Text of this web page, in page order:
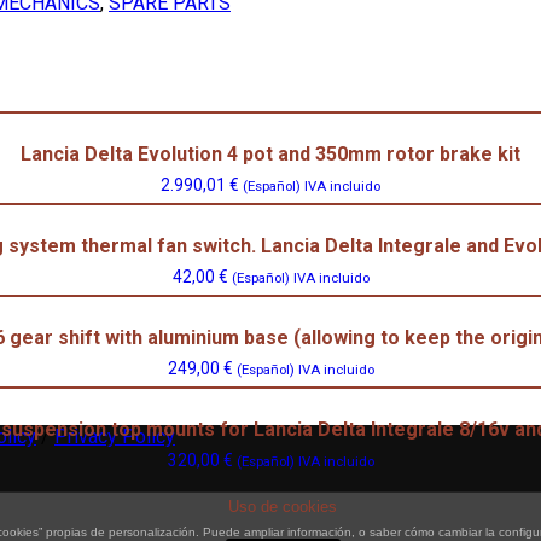
Lancia Delta Evolution 4 pot and 350mm rotor brake kit
2.990,01 € (Español) IVA incluido
system thermal fan switch. Lancia Delta Integrale and
42,00 € (Español) IVA incluido
gear shift with aluminium base (allowing to keep the
249,00 € (Español) IVA incluido
top mounts for Lancia Delta Integrale 8/16v
320,00 € (Español) IVA incluido
/Privacy Policy
Uso de cookies
propias de personalización. Puede ampliar información, o saber cómo cambiar la